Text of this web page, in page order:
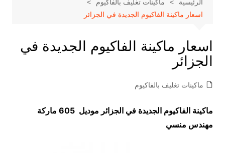
الرئيسية
ماكينات تغليف بالفاكيوم
اسعار ماكينة الفاكيوم الجديدة في الجزائر
اسعار ماكينة الفاكيوم الجديدة في
الجزائر
ماكينات تغليف بالفاكيوم
ماكينة الفاكيوم الجديدة في الجزائر موديل 605 ماركة
مهندس منسي